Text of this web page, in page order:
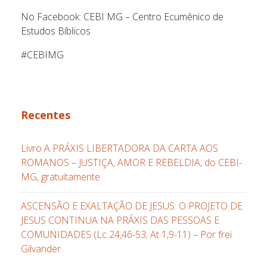
No Facebook: CEBI MG – Centro Ecumênico de
Estudos Bíblicos
#CEBIMG
Recentes
Livro A PRÁXIS LIBERTADORA DA CARTA AOS
ROMANOS – JUSTIÇA, AMOR E REBELDIA, do CEBI-
MG, gratuitamente
ASCENSÃO E EXALTAÇÃO DE JESUS: O PROJETO DE
JESUS CONTINUA NA PRÁXIS DAS PESSOAS E
COMUNIDADES (Lc 24,46-53; At 1,9-11) – Por frei
Gilvander